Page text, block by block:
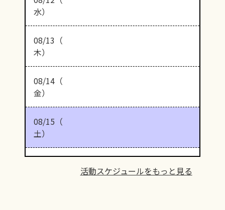
水）
08/13（
木）
08/14（
金）
08/15（
土）
活動スケジュールをもっと見る